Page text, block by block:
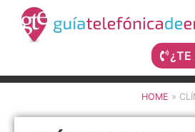
¿TE
HOME »